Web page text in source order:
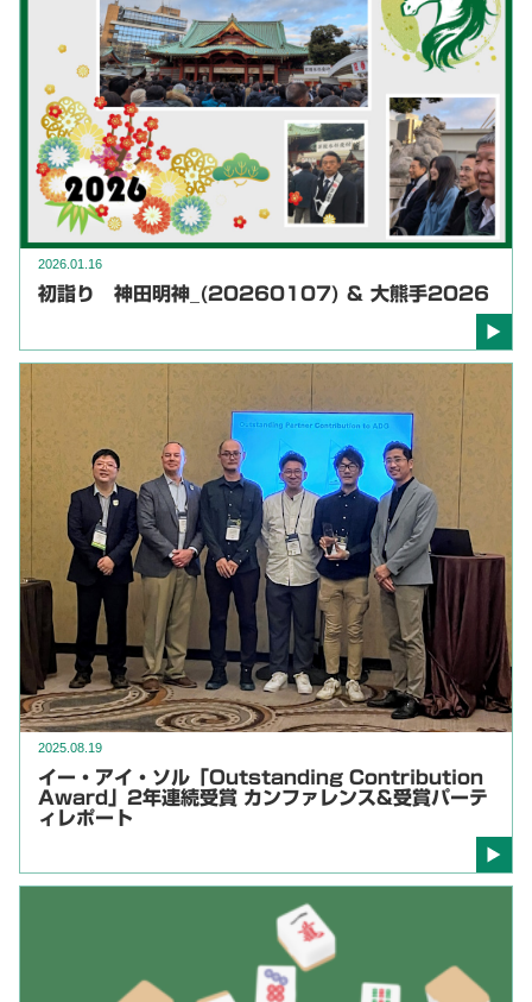
2026.01.16
初詣り 神田明神_(20260107) ＆ 大熊手2026
2025.08.19
イー・アイ・ソル「Outstanding Contribution
Award」2年連続受賞 カンファレンス&受賞パーテ
ィレポート